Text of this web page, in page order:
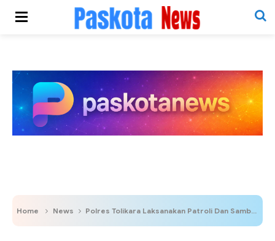
Home News Polres Tolikara Laksanakan Patroli Dan Sambang Kamtibmas, Wujud Upaya Polri Lebih Dekat Dengan Masyarakat